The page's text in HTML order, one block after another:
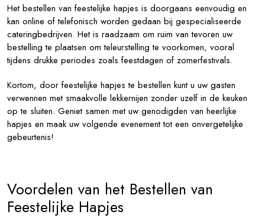
Het bestellen van feestelijke hapjes is doorgaans eenvoudig en
kan online of telefonisch worden gedaan bij gespecialiseerde
cateringbedrijven. Het is raadzaam om ruim van tevoren uw
bestelling te plaatsen om teleurstelling te voorkomen, vooral
tijdens drukke periodes zoals feestdagen of zomerfestivals.
Kortom, door feestelijke hapjes te bestellen kunt u uw gasten
verwennen met smaakvolle lekkernijen zonder uzelf in de keuken
op te sluiten. Geniet samen met uw genodigden van heerlijke
hapjes en maak uw volgende evenement tot een onvergetelijke
gebeurtenis!
Voordelen van het Bestellen van
Feestelijke Hapjes